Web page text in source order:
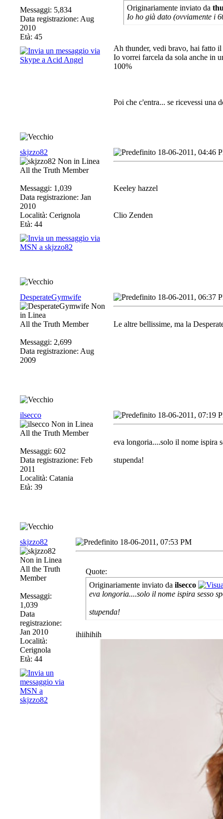
Messaggi: 5,834
Data registrazione: Aug
2010
Età: 45
Originariamente inviato da
Io ho già dato (ovviamente i
Ah thunder, vedi bravo, hai fatto
Io vorrei farcela da sola anche in
100%
Poi che c'entra... se ricevessi una
skjzzo82
All the Truth Member
Messaggi: 1,039
Data registrazione: Jan
2010
Località: Cerignola
Età: 44
18-06-2011, 04:46
Keeley hazzel
Clio Zenden
DesperateGymwife
All the Truth Member
Messaggi: 2,699
Data registrazione: Aug
2009
18-06-2011, 06:37
Le altre bellissime, ma la
ilsecco
All the Truth Member
Messaggi: 602
Data registrazione: Feb
2011
Località: Catania
Età: 39
18-06-2011, 07:19
eva longoria....solo il nome ispira
stupenda!
skjzzo82
All the Truth
Member
Messaggi:
1,039
Data
registrazione:
Jan 2010
Località:
Cerignola
Età: 44
18-06-2011, 07:53 PM
Quote:
Originariamente inviato da ilsecco
eva longoria....solo il nome ispira sesso
stupenda!
ihiihihih